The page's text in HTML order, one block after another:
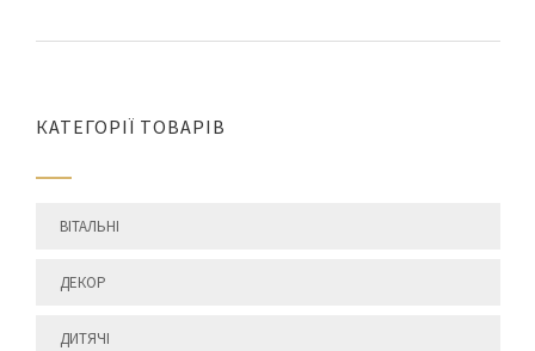
КАТЕГОРІЇ ТОВАРІВ
ВІТАЛЬНІ
ДЕКОР
ДИТЯЧІ